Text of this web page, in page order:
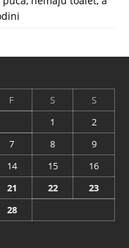
F S
S
1
2
7 8
9
14 15
16
21 22
23
28